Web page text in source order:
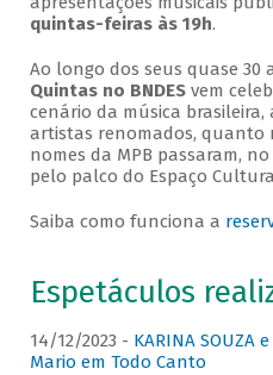
quintas-feiras às 19h.
Ao longo dos seus quase 30
Quintas no BNDESvem
cenário da música
artistas renomados, quanto
nomes da MPB passaram,
pelo palco do Espaço
Saiba como funciona a
Espetáculos
14/12/2023 - KARINA SOUZA
Mario em Todo Canto